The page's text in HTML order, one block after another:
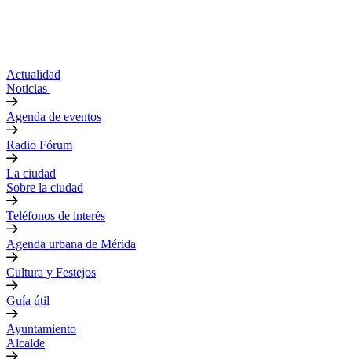
Actualidad
Noticias
Agenda de eventos
Radio Fórum
La ciudad
Sobre la ciudad
Teléfonos de interés
Agenda urbana de Mérida
Cultura y Festejos
Guía útil
Ayuntamiento
Alcalde